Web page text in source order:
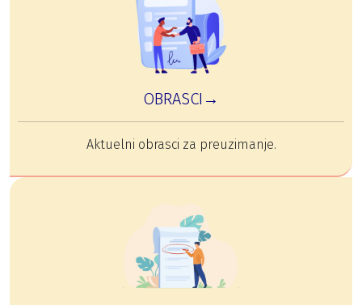
OBRASCI→
Aktuelni obrasci za preuzimanje.